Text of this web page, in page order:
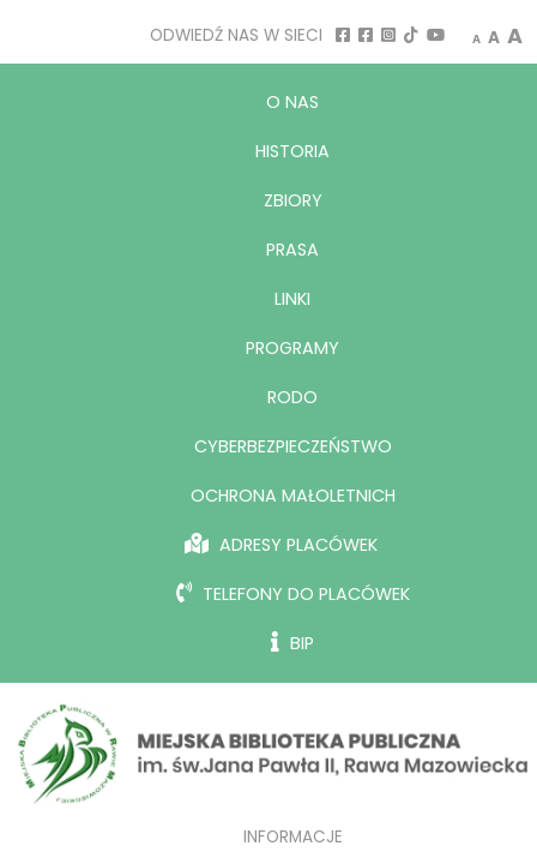
ODWIEDŹ NAS W SIECI A A A
O NAS
HISTORIA
ZBIORY
PRASA
LINKI
PROGRAMY
RODO
CYBERBEZPIECZEŃSTWO
OCHRONA MAŁOLETNICH
ADRESY PLACÓWEK
TELEFONY DO PLACÓWEK
BIP
INFORMACJE